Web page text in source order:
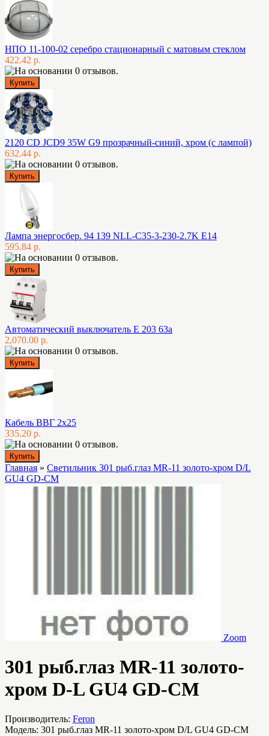
НПО 11-100-02 серебро стационарный с матовым стеклом
422.42 р.
2120 CD JCD9 35W G9 прозрачный-синий, хром (с лампой)
632.44 р.
Лампа энергосбер. 94 139 NLL-C35-3-230-2.7K E14
595.84 р.
Автоматический выключатель E 203 63а
2,070.00 р.
Кабель ВВГ 2х25
335.20 р.
Главная » Светильник 301 рыб.глаз MR-11 золото-хром D/L
GU4 GD-CM
Zoom
301 рыб.глаз MR-11 золото-
хром D-L GU4 GD-CM
Производитель: Feron
Модель: 301 рыб.глаз MR-11 золото-хром D/L GU4 GD-CM